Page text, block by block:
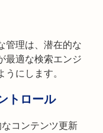
管理は、潜在的な
最適な検索エンジ
にします。
トロール
コンテンツ更新